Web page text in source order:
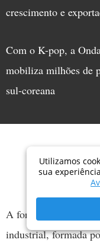
crescimento e
Com o K-pop, a
mobiliza milhões de
sul-coreana
A força da onda do
industrial, formada
Utilizamos
sua